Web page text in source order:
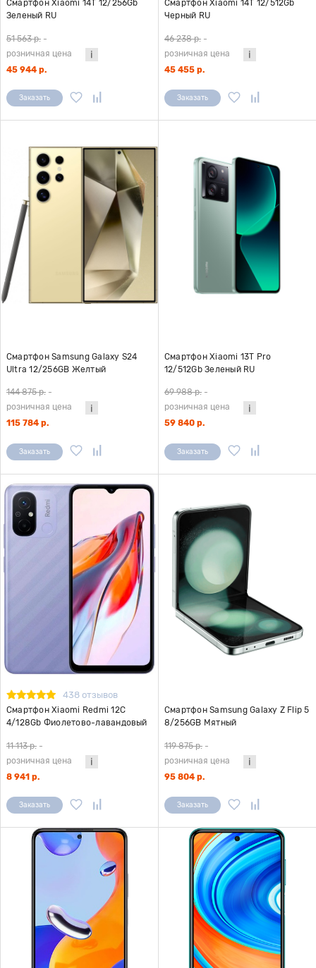
Смартфон Xiaomi 14T 12/256Gb
Зеленый RU
51 563 р. -
розничная цена
45 944 р.
Заказать
Смартфон Xiaomi 14T 12/512Gb
Черный RU
46 238 р. -
розничная цена
45 455 р.
Заказать
Смартфон Samsung Galaxy S24
Ultra 12/256GB Желтый
144 875 р. -
розничная цена
115 784 р.
Заказать
Смартфон Xiaomi 13T Pro
12/512Gb Зеленый RU
69 988 р. -
розничная цена
59 840 р.
Заказать
438 отзывов
Смартфон Xiaomi Redmi 12C
4/128Gb Фиолетово-лавандовый
11 113 р. -
розничная цена
8 941 р.
Заказать
Смартфон Samsung Galaxy Z Flip 5
8/256GB Мятный
119 875 р. -
розничная цена
95 804 р.
Заказать